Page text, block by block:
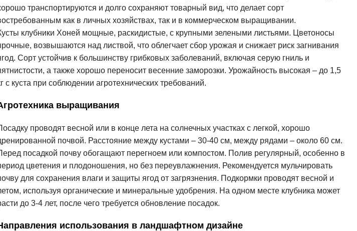
транспортируются и долго сохраняют товарный вид, что делает сорт
как в личных хозяйствах, так и в коммерческом выращивании.
клубники Хоней мощные, раскидистые, с крупными зелеными листьями. Цветоносы
возвышаются над листвой, что облегчает сбор урожая и снижает риск загнивания
Сорт устойчив к большинству грибковых заболеваний, включая серую гниль и
а также хорошо переносит весенние заморозки. Урожайность высокая – до 1,5
с куста при соблюдении агротехнических требований.
выращивания
проводят весной или в конце лета на солнечных участках с легкой, хорошо
почвой. Расстояние между кустами – 30-40 см, между рядами – около 60 см.
посадкой почву обогащают перегноем или компостом. Полив регулярный, особенно в
цветения и плодоношения, но без переувлажнения. Рекомендуется мульчировать
для сохранения влаги и защиты ягод от загрязнения. Подкормки проводят весной и
используя органические и минеральные удобрения. На одном месте клубника может
до 3-4 лет, после чего требуется обновление посадок.
использования в ландшафтном дизайне